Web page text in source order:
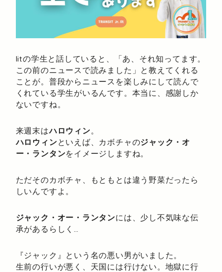
litの学生と話していると、「あ、それ知ってます。
この前のニュースで読みました」と教えてくれる
ことが。普段からニュースを楽しみにして読んで
くれている学生がいるんです。本当に、感謝しか
ないですね。
来週末はハロウィン。
ハロウィンといえば、カボチャのジャック・オ
ー・ランタンをイメージしますね。
ただそのカボチャ、もともとは違う野菜だったら
しいんですよ。
ジャック・オー・ランタンには、少し不気味な伝
承があるらしく…
『ジャック』という名の悪い男がいました。
生前の行いが悪く、天国には行けない。地獄に行